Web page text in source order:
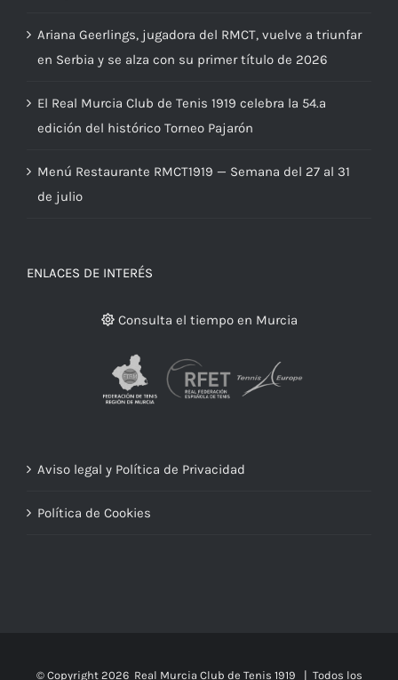
Ariana Geerlings, jugadora del RMCT, vuelve a triunfar
en Serbia y se alza con su primer título de 2026
El Real Murcia Club de Tenis 1919 celebra la 54.ª
edición del histórico Torneo Pajarón
Menú Restaurante RMCT1919 — Semana del 27 al 31
de julio
ENLACES DE INTERÉS
Consulta el tiempo en Murcia
Aviso legal y Política de Privacidad
Política de Cookies
© Copyright 2026 Real Murcia Club de Tenis 1919 | Todos los